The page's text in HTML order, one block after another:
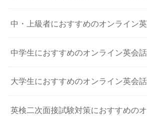
中・上級者におすすめのオンライン
中学生におすすめのオンライン英会話
大学生におすすめのオンライン英会話
英検二次面接試験対策におすすめの